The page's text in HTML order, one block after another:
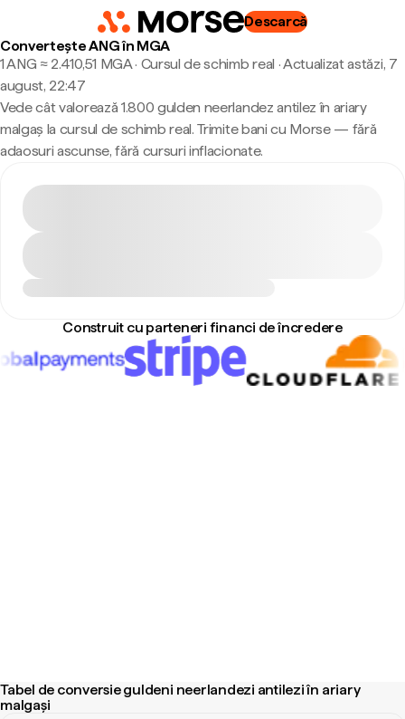
Descarcă
Convertește ANG în MGA
1 ANG ≈ 2.410,51 MGA · Cursul de schimb real ·Actualizat astăzi, 7
august, 22:47
Vede cât valorează 1.800 gulden neerlandez antilez în ariary
malgaș la cursul de schimb real. Trimite bani cu Morse — fără
adaosuri ascunse, fără cursuri inflacionate.
Construit cu parteneri financi de încredere
Tabel de conversie guldeni neerlandezi antilezi în ariary
malgași